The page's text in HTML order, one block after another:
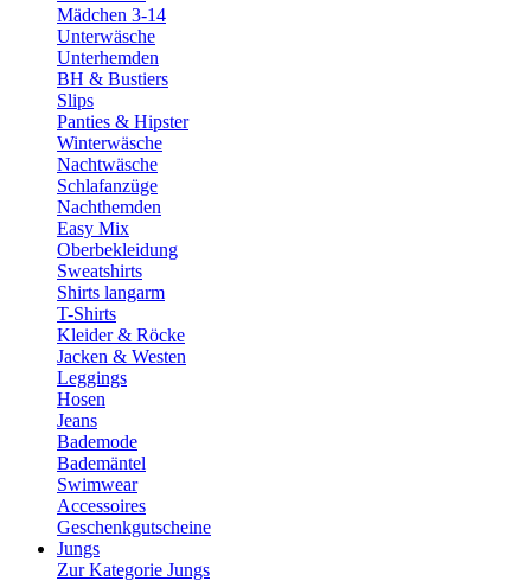
Mädchen 3-14
Unterwäsche
Unterhemden
BH & Bustiers
Slips
Panties & Hipster
Winterwäsche
Nachtwäsche
Schlafanzüge
Nachthemden
Easy Mix
Oberbekleidung
Sweatshirts
Shirts langarm
T-Shirts
Kleider & Röcke
Jacken & Westen
Leggings
Hosen
Jeans
Bademode
Bademäntel
Swimwear
Accessoires
Geschenkgutscheine
Jungs
Zur Kategorie Jungs